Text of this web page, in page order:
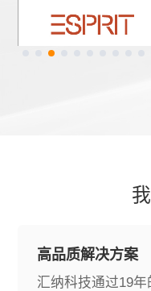
高品质解决方案
汇纳科技通过19